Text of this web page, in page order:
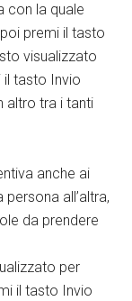
con la quale
premi il tasto
visualizzato
il tasto Invio
altro tra i tanti
anche ai
all’altra,
da prendere
per
il tasto Invio